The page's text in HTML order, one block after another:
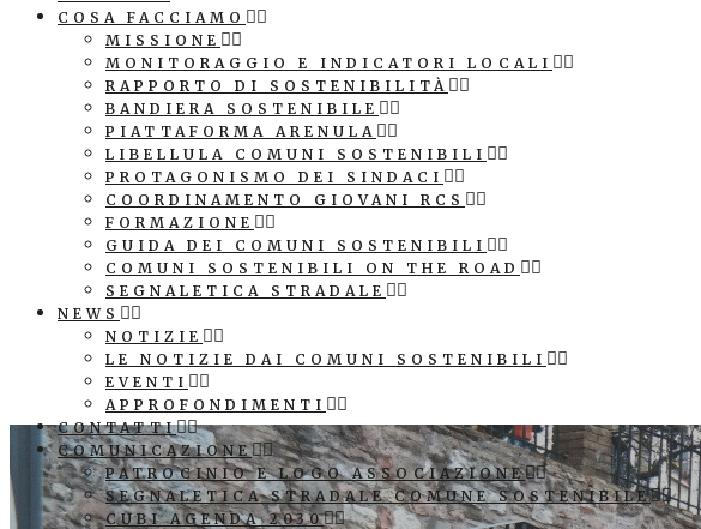
COSA FACCIAMO
MISSIONE
MONITORAGGIO E INDICATORI LOCALI
RAPPORTO DI SOSTENIBILITÀ
BANDIERA SOSTENIBILE
PIATTAFORMA ARENULA
LIBELLULA COMUNI SOSTENIBILI
PROTAGONISMO DEI SINDACI
COORDINAMENTO GIOVANI RCS
FORMAZIONE
GUIDA DEI COMUNI SOSTENIBILI
COMUNI SOSTENIBILI ON THE ROAD
SEGNALETICA STRADALE
NEWS
NOTIZIE
LE NOTIZIE DAI COMUNI SOSTENIBILI
EVENTI
APPROFONDIMENTI
CONTATTI
COMUNICAZIONE
PATROCINIO E LOGO ASSOCIAZIONE
SEGNALETICA STRADALE COMUNE SOSTENIBILE
CUBI AGENDA 2030